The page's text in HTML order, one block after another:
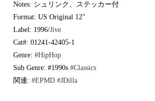
Goods
All
Clothing
Gear/Toy
Book/DVD
Accessory
Style/Mood
Cover Songs
X'mas/Birth Day
名ジャケ
Electronic
2020s
HipHop
R&B
Soul/Funk
Notes: シュリンク、ステッカー付
Format: US Original 12"
Label: 1996/Jive
Cat#: 01241-42405-1
Genre:#HipHop
Sub Genre: #1990s#Classics
関連:#EPMD #JDilla